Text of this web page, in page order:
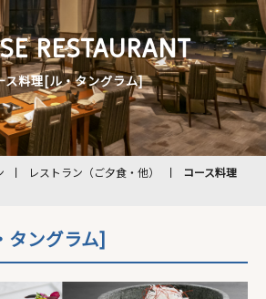
合計0
事付き)
RESTAURANT
ス料理[ル・タングラム]
レストラン（ご夕食・他）
コース料理
タングラム]